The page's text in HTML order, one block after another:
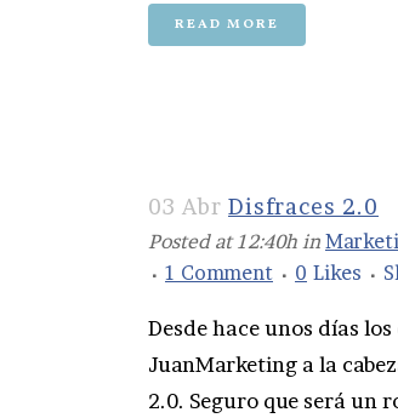
READ MORE
03 Abr Disfraces 2.0
Posted at 12:40h in
1 Comment
0 Likes
Desde hace unos días
JuanMarketing a la
2.0. Seguro que será un